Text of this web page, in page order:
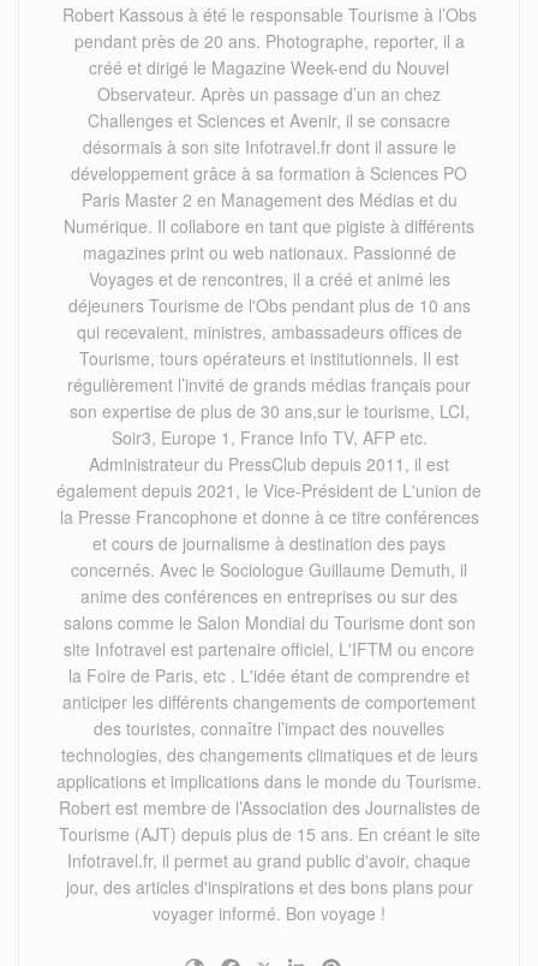
Robert Kassous à été le responsable Tourisme à l’Obs
pendant près de 20 ans. Photographe, reporter, il a
créé et dirigé le Magazine Week-end du Nouvel
Observateur. Après un passage d’un an chez
Challenges et Sciences et Avenir, il se consacre
désormais à son site Infotravel.fr dont il assure le
développement grâce à sa formation à Sciences PO
Paris Master 2 en Management des Médias et du
Numérique. Il collabore en tant que pigiste à différents
magazines print ou web nationaux. Passionné de
Voyages et de rencontres, il a créé et animé les
déjeuners Tourisme de l'Obs pendant plus de 10 ans
qui recevaient, ministres, ambassadeurs offices de
Tourisme, tours opérateurs et institutionnels. Il est
régulièrement l’invité de grands médias français pour
son expertise de plus de 30 ans,sur le tourisme, LCI,
Soir3, Europe 1, France Info TV, AFP etc.
Administrateur du PressClub depuis 2011, il est
également depuis 2021, le Vice-Président de L'union de
la Presse Francophone et donne à ce titre conférences
et cours de journalisme à destination des pays
concernés. Avec le Sociologue Guillaume Demuth, il
anime des conférences en entreprises ou sur des
salons comme le Salon Mondial du Tourisme dont son
site Infotravel est partenaire officiel, L'IFTM ou encore
la Foire de Paris, etc . L'idée étant de comprendre et
anticiper les différents changements de comportement
des touristes, connaître l’impact des nouvelles
technologies, des changements climatiques et de leurs
applications et implications dans le monde du Tourisme.
Robert est membre de l’Association des Journalistes de
Tourisme (AJT) depuis plus de 15 ans. En créant le site
Infotravel.fr, il permet au grand public d'avoir, chaque
jour, des articles d'inspirations et des bons plans pour
voyager informé. Bon voyage !